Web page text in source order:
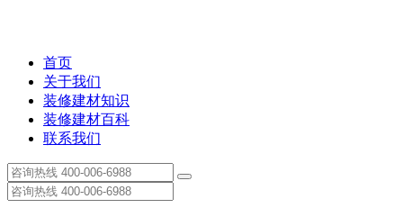
首页
关于我们
装修建材知识
装修建材百科
联系我们